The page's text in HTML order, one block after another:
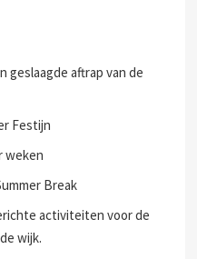
geslaagde aftrap van de
Festijn
weken
Break
activiteiten voor de
wijk.